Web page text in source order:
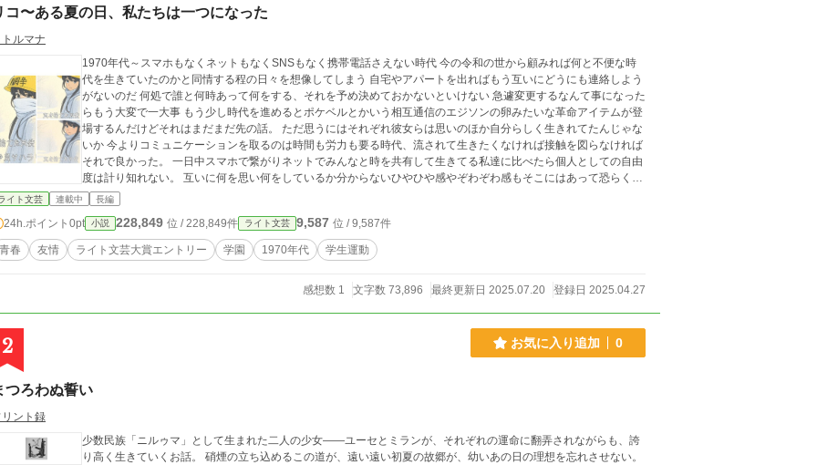
コ〜ある夏の日、私たちは一つになった
ルマナ
1970年代～スマホもなくネットもなくSNSもなく携帯電話さえない時代 今の令和の世から顧みれば何と不便な時
代を生きていたのかと同情する程の日々を想像してしまう 自宅やアパートを出ればもう互いにどうにも連絡しよう
がないのだ 何処で誰と何時あって何をする、それを予め決めておかないといけない 急遽変更するなんて事になった
らもう大変で一大事 もう少し時代を進めるとポケベルとかいう相互通信のエジソンの卵みたいな革命アイテムが登
場するんだけどそれはまだまだ先の話。 ただ思うにはそれぞれ彼女らは思いのほか自分らしく生きれてたんじゃな
いか 今よりコミュニケーションを取るのは時間も労力も要る時代、流されて生きたくなければ接触を図らなければ
それで良かった。 一日中スマホで繋がりネットでみんなと時を共有して生きてる私達に比べたら個人としての自由
度は計り知れない。 互いに何を思い何をしているか分からないひやひや感やぞわぞわ感もそこにはあって恐らく互
いを知るのもゆっくりで時間をかけて舐めあう様にして連帯感を築いていったはず それは若者が最も自分らしく生
ず この小説はそんな時代に 毎日友の為に泣き、友と共に笑えていた、輝く眩いばかりの蒼い時を、全学連も赤軍派
も安保闘争もウーマンリブも歴史の一ページとしてしか知らない、どころかポケベルの時代さえ知らない人間が今
一度、振り返ってみるそんな物語です ✽✽✽ へたれな性格ゆえに自分を守る事だけに必死になり周りが見えず他人
も悪名は知れ渡っていて自らの居場所を求める様に学生運動へとのめりこむ。 毎日毎朝、ヘルメットにタオルマス
のお局様には睨まれ毎日追い出しの地獄の虐め。気が付けば富士山を遠くに望む校舎の屋上に立っていた、樫脇有
希を助けたことから 砂原莉子の澱んでダークグレーだった周りの景色は次第に思いもしなかった鮮やかな色を帯び
イト文芸 連載中 長編
24h.ポイント 0pt 小説 228,849 位 / 228,849件 ライト文芸 9,587 位 / 9,587件
青春 友情 ライト文芸大賞エントリー 学園 1970年代 学生運動
感想数 1 文字数 73,896 最終更新日 2025.07.20 登録日 2025.04.27
2 お気に入り追加 0
つろわぬ誓い
ント録
少数民族「ニルゥマ」として生まれた二人の少女――ユーセとミランが、それぞれの運命に翻弄されながらも、誇
り高く生きていくお話。 硝煙の立ち込めるこの道が、遠い遠い初夏の故郷が、幼いあの日の理想を忘れさせない。